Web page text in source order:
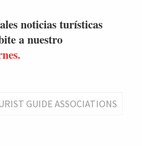
noticias turísticas
a nuestro
GUIDE ASSOCIATIONS